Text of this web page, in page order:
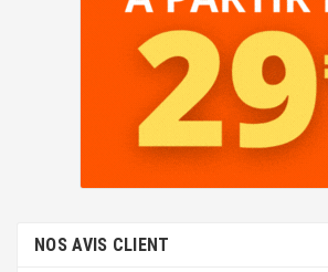
NOS AVIS CLIENT